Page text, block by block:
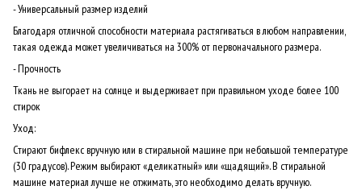
- Универсальный размер изделий
Благодаря отличной способности материала растягиваться в любом направлении,
такая одежда может увеличиваться на 300% от первоначального размера.
- Прочность
Ткань не выгорает на солнце и выдерживает при правильном уходе более 100
стирок
Уход:
Стирают бифлекс вручную или в стиральной машине при небольшой температуре
(30 градусов). Режим выбирают «деликатный» или «щадящий». В стиральной
машине материал лучше не отжимать, это необходимо делать вручную.